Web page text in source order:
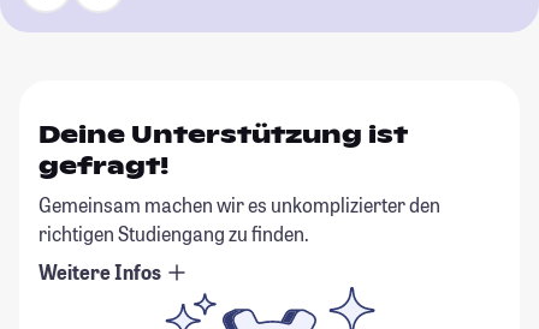
Deine Unterstützung ist
gefragt!
Gemeinsam machen wir es unkomplizierter den
richtigen Studiengang zu finden.
Weitere Infos